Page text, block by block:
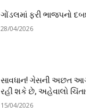
ગોંડલમાં ફરી ભાજપનો
28/04/2026
સાવધાન! ગેસની અછત
રહી શકે છે, અહેવાલો
15/04/2026